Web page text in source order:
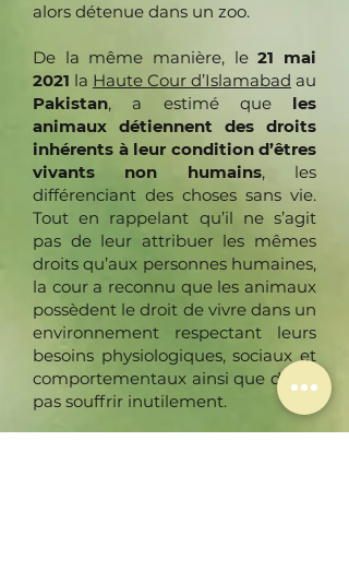
alors détenue dans un zoo.
De la même manière, le21 mai
2021 la Haute Cour d’Islamabad au
Pakistan, a estimé que les
animaux détiennent des droits
inhérents à leur condition d’êtres
vivants non humains, les
différenciant des choses sans vie.
Tout en rappelant qu’il ne s’agit
pas de leur attribuer les mêmes
droits qu’aux personnes humaines,
la cour a reconnu que les animaux
possèdent le droit de vivre dans un
environnement respectant leurs
besoins physiologiques, sociaux et
comportementaux ainsi que de ne
pas souffrir inutilement.